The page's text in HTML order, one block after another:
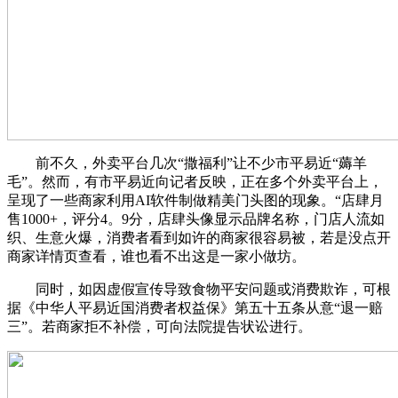
前不久，外卖平台几次“撒福利”让不少市平易近“薅羊
毛”。然而，有市平易近向记者反映，正在多个外卖平台上，
呈现了一些商家利用AI软件制做精美门头图的现象。“店肆月
售1000+，评分4。9分，店肆头像显示品牌名称，门店人流如
织、生意火爆，消费者看到如许的商家很容易被，若是没点开
商家详情页查看，谁也看不出这是一家小做坊。
同时，如因虚假宣传导致食物平安问题或消费欺诈，可根
据《中华人平易近国消费者权益保》第五十五条从意“退一赔
三”。若商家拒不补偿，可向法院提告状讼进行。